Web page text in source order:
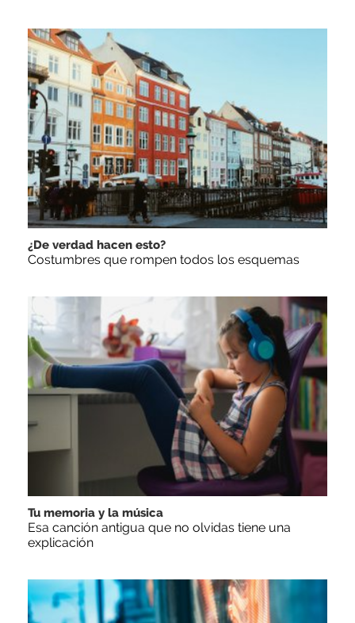
¿De verdad hacen esto?
Costumbres que rompen todos los esquemas
Tu memoria y la música
Esa canción antigua que no olvidas tiene una
explicación